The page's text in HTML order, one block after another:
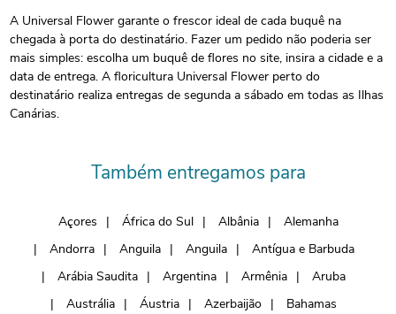
A Universal Flower garante o frescor ideal de cada buquê na
chegada à porta do destinatário. Fazer um pedido não poderia ser
mais simples: escolha um buquê de flores no site, insira a cidade e a
data de entrega. A floricultura Universal Flower perto do
destinatário realiza entregas de segunda a sábado em todas as Ilhas
Canárias.
Também entregamos para
Açores África do Sul Albânia
Alemanha
Andorra
Anguila Anguila
Antígua e Barbuda
Arábia Saudita
Argentina Armênia
Aruba
Austrália
Áustria Azerbaijão
Bahamas